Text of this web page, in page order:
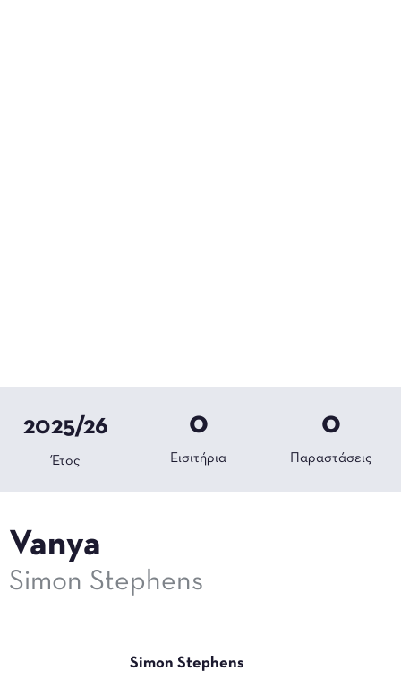
2025/26
Έτος Εισιτήρια
0
Παραστάσεις
0
Vanya
Simon Stephens
Simon Stephens